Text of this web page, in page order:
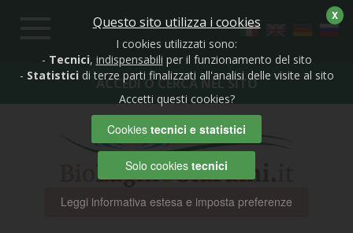
Toggle
navigation
ACCEDI O CERCA NEL SITO
X
Questo sito utilizza i cookies
I cookies utilizzati sono:
- Tecnici, indispensabili per il funzionamento del sito
- Statistici di terze parti finalizzati all'analisi delle visite al sito
Accetti questi cookies?
Cookies tecnici e statistici
Solo cookies tecnici
Leggi informativa estesa e imposta preferenze